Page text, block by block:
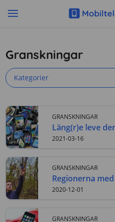
Granskningar
GRANSKNINGAR
Läng(r)e leve
2021-03-16
GRANSKNINGAR
Regionerna
2020-12-01
GRANSKNINGAR
Kategorier